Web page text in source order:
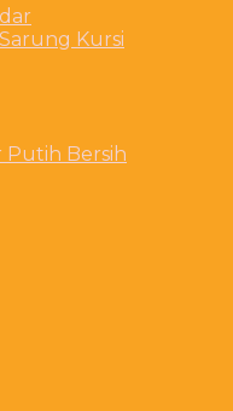
Kursi
Putih Bersih